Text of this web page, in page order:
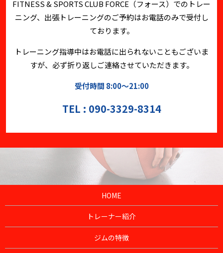
FITNESS & SPORTS CLUB FORCE（フォース）でのトレー
ニング、 出張トレーニングのご予約はお電話のみで受付し
ております。
トレーニング指導中はお電話に出られないこともございま
すが、必ず折り返しご連絡させていただきます。
受付時間 8:00～21:00
TEL : 090-3329-8314
HOME
トレーナー紹介
ジムの特徴